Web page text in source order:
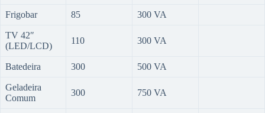
Frigobar 85 300 VA
TV 42″
(LED/LCD)
110 300 VA
Batedeira 300 500 VA
Geladeira
Comum
300 750 VA